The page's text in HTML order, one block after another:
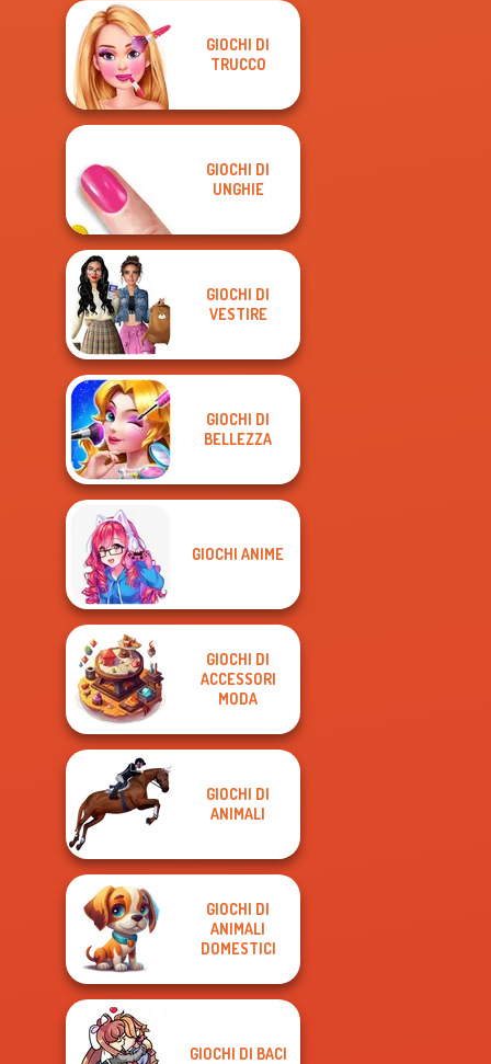
GIOCHI DI
TRUCCO
GIOCHI DI
UNGHIE
GIOCHI DI
VESTIRE
GIOCHI DI
BELLEZZA
GIOCHI ANIME
GIOCHI DI
ACCESSORI
MODA
GIOCHI DI
ANIMALI
GIOCHI DI
ANIMALI
DOMESTICI
GIOCHI DI BACI